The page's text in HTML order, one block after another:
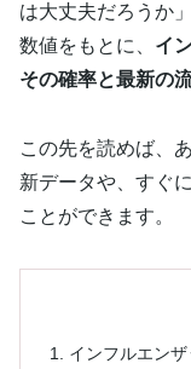
は大丈夫だろうか
数値をもとに、 イ
その確率と最新の
この先を読めば、
新データや、すぐ
ことができます。
インフルエン